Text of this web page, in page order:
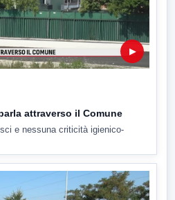
▶
attraverso il Comune
e nessuna criticità igienico-